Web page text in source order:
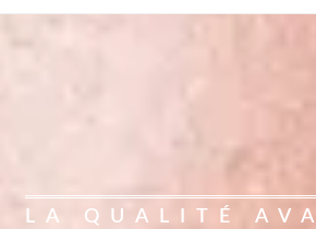
LA QUALITÉ